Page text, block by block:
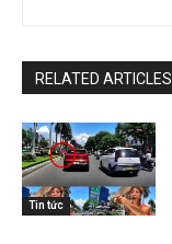
RELATED ARTICLES
Tin tức